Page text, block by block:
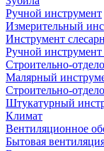
Ручной инструмент
Измерительный
Инструмент
Ручной инструмент
Строительно-
Малярный
Строительно-
Штукатурный
Климат
Вентиляционное
Бытовая